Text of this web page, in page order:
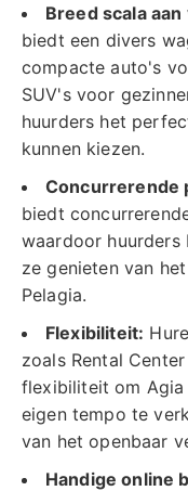
Breed scala
biedt een divers
compacte auto's
SUV's voor
huurders het
kunnen kiezen.
Concurrerende
biedt
waardoor
ze genieten van
Pelagia.
Flexibiliteit:
zoals Rental
flexibiliteit om Agia
eigen tempo te
van het openbaar
Handige online